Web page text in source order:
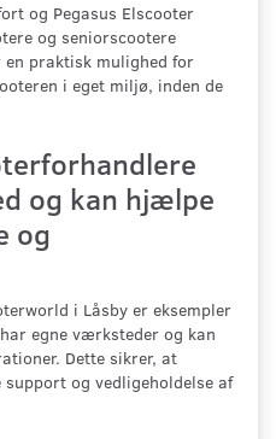
og Pegasus Elscooter
og seniorscootere
en praktisk mulighed for
i eget miljø, inden de
og kan hjælpe
og
i Låsby er eksempler
egne værksteder og kan
Dette sikrer, at
og vedligeholdelse af